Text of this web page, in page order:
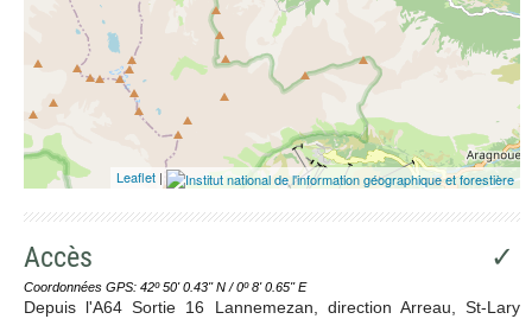
Leaflet |
Accès ✓
Coordonnées GPS: 42º 50' 0.43'' N / 0º 8' 0.65'' E
Depuis l'A64 Sortie 16 Lannemezan, direction Arreau, St-Lary